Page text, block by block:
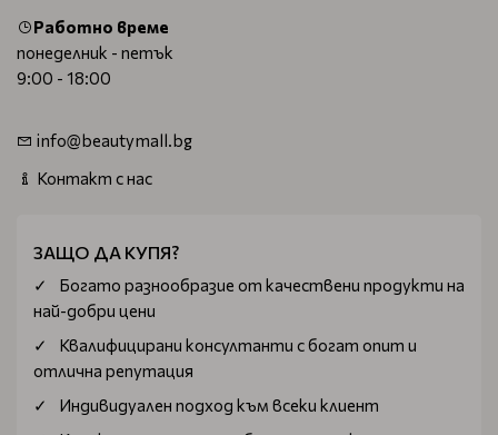
Работно време
понеделник - петък
9:00 - 18:00
info@beautymall.bg
Контакт с нас
ЗАЩО ДА КУПЯ?
Богатo разнообразие от качествени продукти на
най-добри цени
Квалифицирани консултанти с богат опит и
отлична репутация
Индивидуален подход към всеки клиент